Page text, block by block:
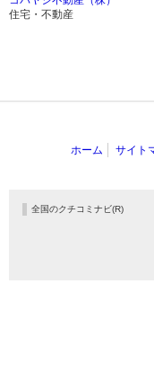
住宅・不動産
ホーム サイト
全国のクチコミナビ(R)